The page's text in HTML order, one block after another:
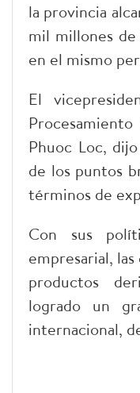
la provincia
mil millones de
en el mismo
El
Phuoc Loc,
de los puntos
términos de
Con sus
empresarial,
productos
logrado un
internacional,